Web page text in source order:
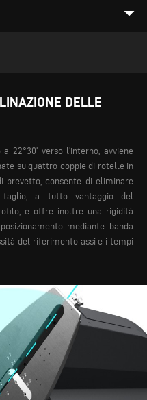
arrow_drop_down
DELLE
22°30’ verso l’interno, avviene
su quattro coppie di rotelle in
brevetto, consente di eliminare
taglio, a tutto vantaggio del
e offre inoltre una rigidità
mediante banda
del riferimento assi e i tempi